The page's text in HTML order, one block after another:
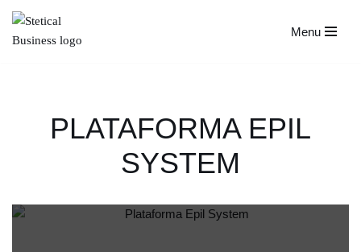
Avançar
Menu
PLATAFORMA EPIL
SYSTEM